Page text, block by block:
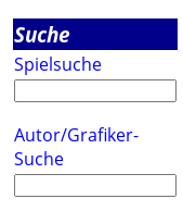
Suche
Spielsuche
Autor/Grafiker-
Suche